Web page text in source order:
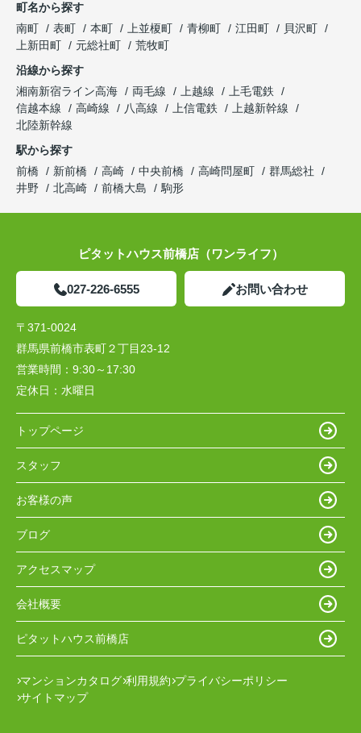
町名から探す
南町
表町 本町 上並榎町 青柳町 江田町
貝沢町
上新田町
元総社町
荒牧町
沿線から探す
湘南新宿ライン高海
両毛線 上越線
上毛電鉄
信越本線
高崎線 八高線 上信電鉄
上越新幹線
北陸新幹線
駅から探す
前橋
新前橋 高崎 中央前橋 高崎問屋町
群馬総社
井野
北高崎 前橋大島 駒形
ピタットハウス前橋店（ワンライフ）
027-226-6555 お問い合わせ
〒371-0024
群馬県前橋市表町２丁目23-12
営業時間： 9:30～17:30
定休日： 水曜日
トップページ
スタッフ
お客様の声
ブログ
アクセスマップ
会社概要
ピタットハウス前橋店
マンションカタログ 利用規約 プライバシーポリシー
サイトマップ